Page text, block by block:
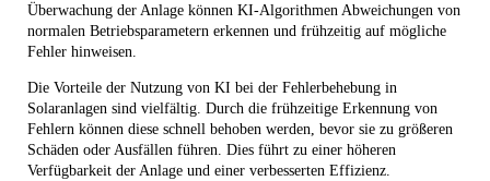
Überwachung der Anlage können KI-Algorithmen Abweichungen von
normalen Betriebsparametern erkennen und frühzeitig auf mögliche
Fehler hinweisen.
Die Vorteile der Nutzung von KI bei der Fehlerbehebung in
Solaranlagen sind vielfältig. Durch die frühzeitige Erkennung von
Fehlern können diese schnell behoben werden, bevor sie zu größeren
Schäden oder Ausfällen führen. Dies führt zu einer höheren
Verfügbarkeit der Anlage und einer verbesserten Effizienz.